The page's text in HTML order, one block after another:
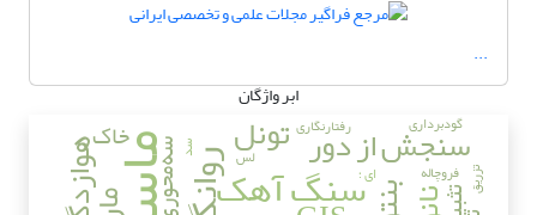
...
ابر واژگان
ماسه سنگ آهک هوازدگی سنجش از دور تونل خاک سه‌محوریسد
تزریق
رفتارنگاری گودبرداری
ای ؛ فروچاله
لس